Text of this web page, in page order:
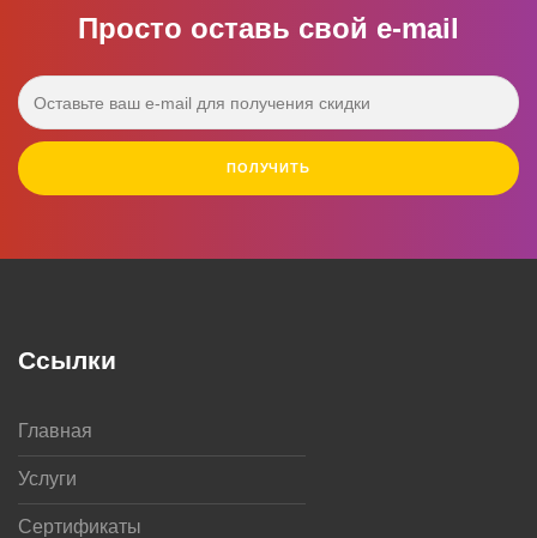
Просто оставь свой e‑mail
ПОЛУЧИТЬ
Ссылки
Главная
Услуги
Сертификаты